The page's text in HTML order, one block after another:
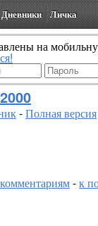
Дневники Личка
на
-Полная версия
-к